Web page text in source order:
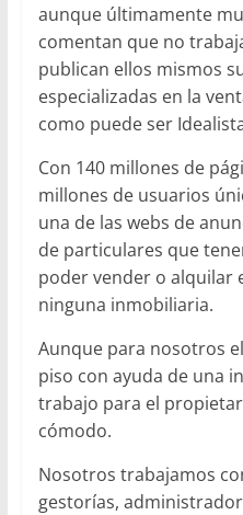
aunque últimamente
comentan que no
publican ellos mismos
especializadas en la
como puede ser
Con 140 millones de
millones de usuarios
una de las webs de
de particulares que
poder vender o alquilar
ninguna inmobiliaria.
Aunque para nosotros
piso con ayuda de una
trabajo para el
cómodo.
Nosotros trabajamos
gestorías,